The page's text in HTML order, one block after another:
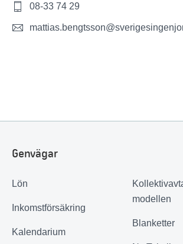
08-33 74 29
Genvägar
Lön
Inkomstförsäkring
Kalendarium
modellen
Blanketter